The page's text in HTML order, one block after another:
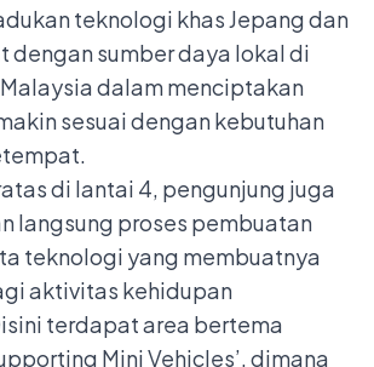
teknologi khas Jepang dan
dengan sumber daya lokal di
dalam menciptakan
sesuai dengan kebutuhan
di lantai 4, pengunjung juga
langsung proses pembuatan
teknologi yang membuatnya
aktivitas kehidupan
terdapat area bertema
Mini Vehicles’, dimana